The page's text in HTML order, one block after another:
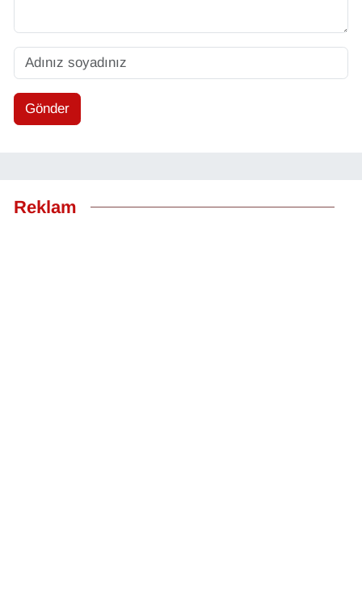
Gönder
Reklam